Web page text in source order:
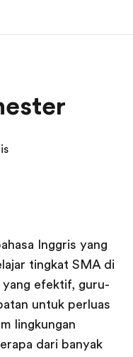
Inggris yang
tingkat SMA di
efektif, guru-
untuk perluas
lingkungan
dari banyak